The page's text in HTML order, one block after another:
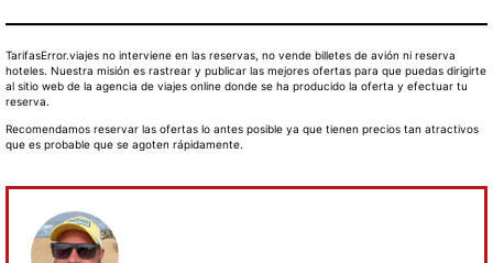
TarifasError.viajes no interviene en las reservas, no vende billetes de avión ni reserva
hoteles. Nuestra misión es rastrear y publicar las mejores ofertas para que puedas dirigirte
al sitio web de la agencia de viajes online donde se ha producido la oferta y efectuar tu
reserva.
Recomendamos reservar las ofertas lo antes posible ya que tienen precios tan atractivos
que es probable que se agoten rápidamente.